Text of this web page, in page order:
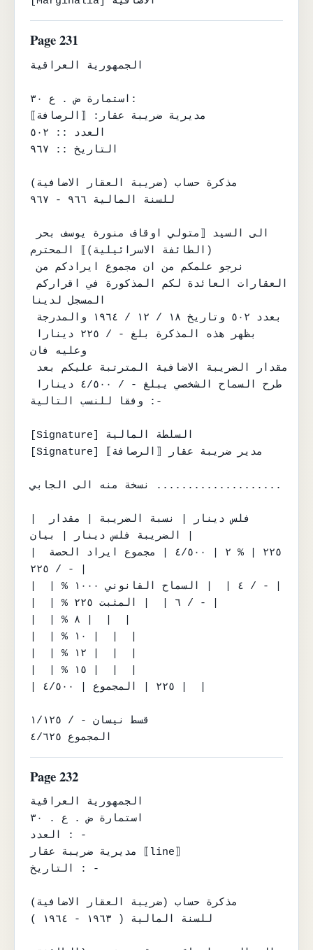
Page 231
الجمهورية العراقية
استمارة ض . ع ٣٠:
مديرية ضريبة عقار: ⟦الرصافة⟧
العدد :: ٥٠٢
التاريخ :: ٩٦٧
مذكرة حساب (ضريبة العقار الاضافية)
للسنة المالية ٩٦٦ - ٩٦٧
(الطائفة الاسرائيلية)⟧ المحترم
نرجو علمكم من ان مجموع ايرادكم من
العقارات العائدة لكم المذكورة في اقراركم
المسجل لدينا
وعليه فان
وفقا للنسب التالية :-
[Signature] السلطة المالية
[Signature] مدير ضريبة عقار ⟦الرصافة⟧
نسخة منه الى الجابي ....................
الضريبة فلس دينار | بيان |
٢٢٥ / - |
|  | % ٤ |  | السماح القانوني ١٠٠٠ / - |
|  | % ٦ |  | المثبت ٢٢٥ / - |
|  | % ٨ |  |  |
|  | % ١٠ |  |  |
|  | % ١٢ |  |  |
|  | % ١٥ |  |  |
قسط نيسان - / ١/١٢٥
المجموع ٤/٦٢٥
Page 232
الجمهورية العراقية
استمارة ض . ع . ٣٠
العدد : -
مديرية ضريبة عقار ⟦line⟧
التاريخ : -
مذكرة حساب (ضريبة العقار الاضافية)
للسنة المالية ( ١٩٦٣ - ١٩٦٤ )